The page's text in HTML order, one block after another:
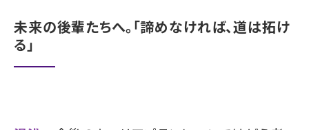
未来の後輩たちへ。「諦めなければ、道は拓け
る」